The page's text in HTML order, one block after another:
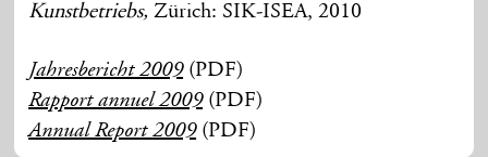
Kunstbetriebs,Zürich: SIK-ISEA, 2010
Jahresbericht 2009(PDF)
Rapport annuel 2009(PDF)
Annual Report 2009(PDF)